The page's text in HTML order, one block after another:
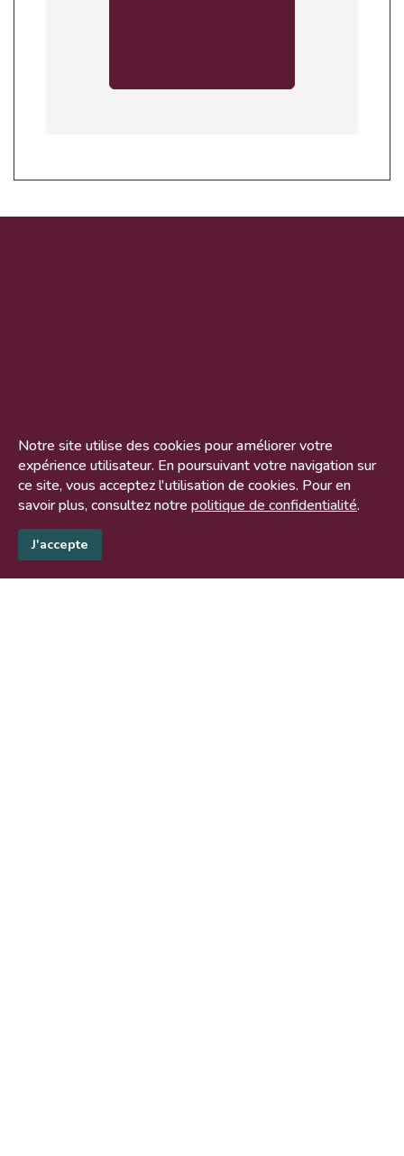
Notre site utilise des cookies pour améliorer votre
expérience utilisateur. En poursuivant votre navigation sur
ce site, vous acceptez l'utilisation de cookies. Pour en
savoir plus, consultez notre politique de confidentialité.
J'accepte